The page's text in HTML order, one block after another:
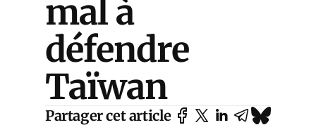
mal à
défendre
Taïwan
Partager cet article